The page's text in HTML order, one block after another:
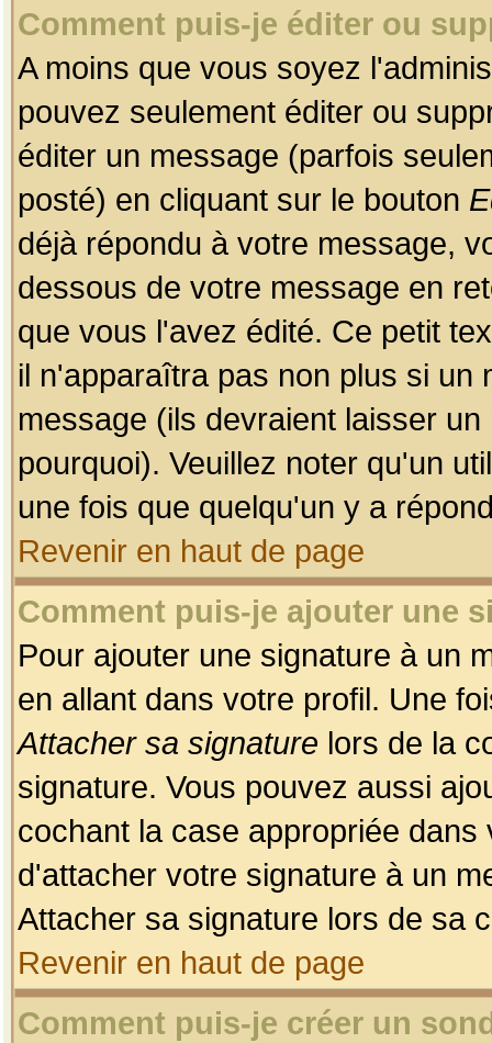
Comment puis-je éditer ou
A moins que vous soyez
pouvez seulement éditer ou
éditer un message (parfois
posté) en cliquant sur le bouton
déjà répondu à votre message,
dessous de votre message en
que vous l'avez édité. Ce petit
il n'apparaîtra pas non plus si un
message (ils devraient laisser
pourquoi). Veuillez noter qu'un
une fois que quelqu'un y a
Revenir en haut de page
Comment puis-je ajouter une
Pour ajouter une signature à un
en allant dans votre profil. Une
Attacher sa signature lors de la
signature. Vous pouvez aussi
cochant la case appropriée
d'attacher votre signature à un
Attacher sa signature lors de sa
Revenir en haut de page
Comment puis-je créer un